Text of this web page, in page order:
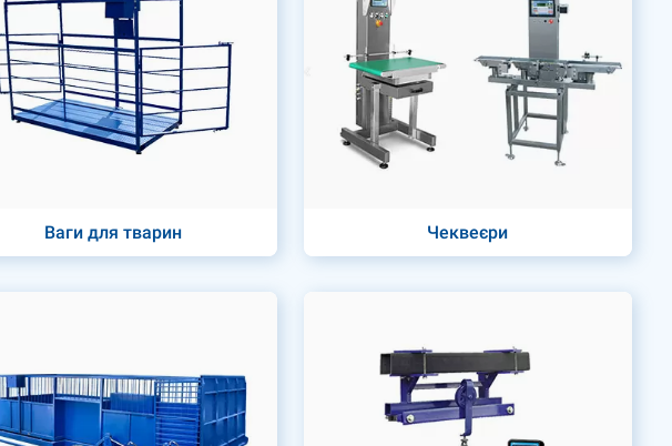
Ваги для тварин Чеквеєри